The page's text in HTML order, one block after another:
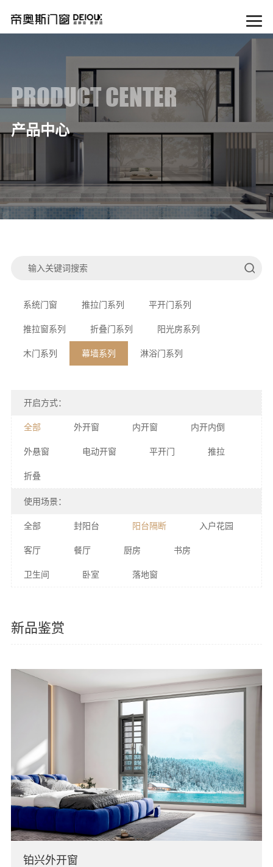
PRODUCT CENTER
产品中心
系统门窗 推拉门系列 平开门系列
推拉窗系列 折叠门系列 阳光房系列
木门系列 幕墙系列 淋浴门系列
开启方式：
全部 外开窗 内开窗 内开内倒
外悬窗 电动开窗 平开门 推拉
折叠
使用场景：
全部 封阳台 阳台隔断 入户花园
客厅 餐厅 厨房 书房
卫生间 卧室 落地窗
新品鉴赏
铂兴外开窗